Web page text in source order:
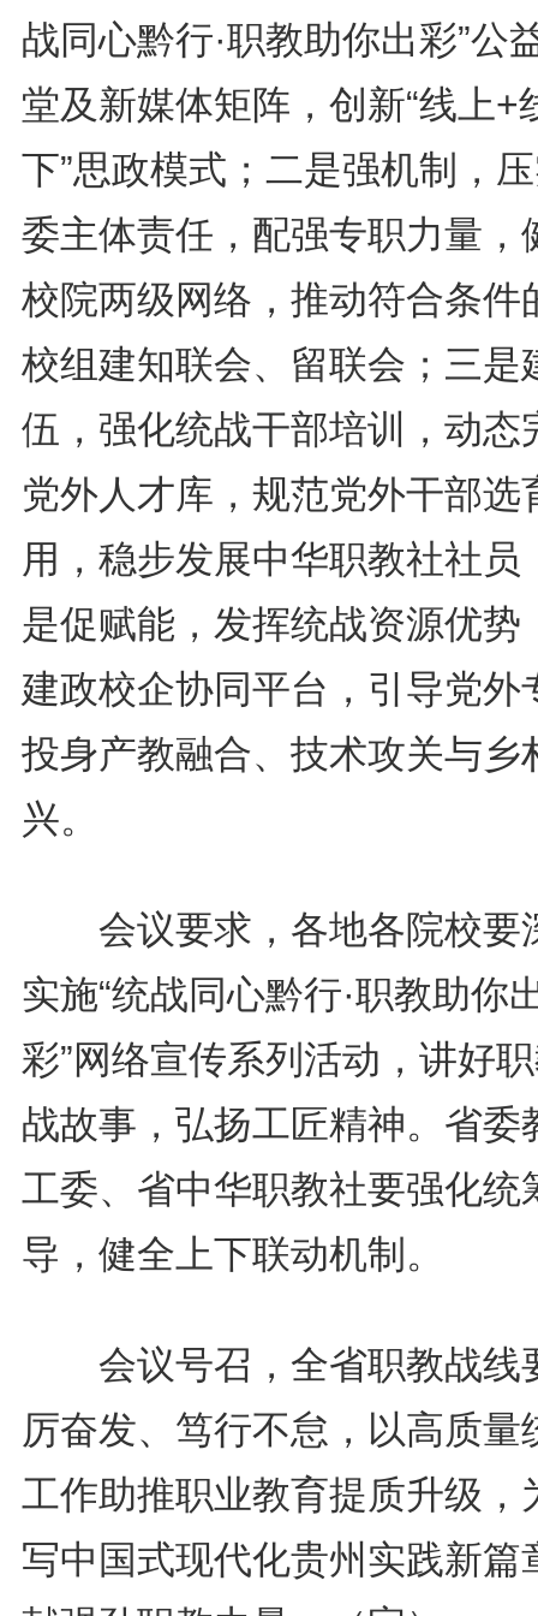
战同心黔行·职教助你出彩”公
堂及新媒体矩阵，创新“线上+
下”思政模式；二是强机制，
委主体责任，配强专职力量，
校院两级网络，推动符合条件
校组建知联会、留联会；三是
伍，强化统战干部培训，动态
党外人才库，规范党外干部选
用，稳步发展中华职教社社员
是促赋能，发挥统战资源优势
建政校企协同平台，引导党外
投身产教融合、技术攻关与乡
兴。
会议要求，各地各院校要
实施“统战同心黔行·职教助你
彩”网络宣传系列活动，讲好
战故事，弘扬工匠精神。省委
工委、省中华职教社要强化统
导，健全上下联动机制。
会议号召，全省职教战线
厉奋发、笃行不怠，以高质量
工作助推职业教育提质升级，
写中国式现代化贵州实践新篇